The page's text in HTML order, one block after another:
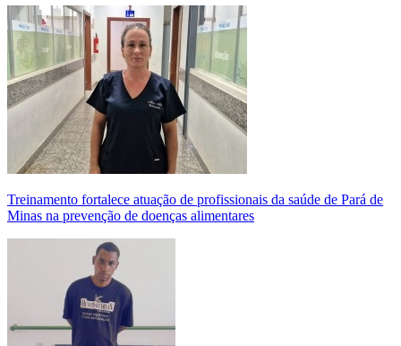
Treinamento fortalece atuação de profissionais da saúde de Pará de
Minas na prevenção de doenças alimentares